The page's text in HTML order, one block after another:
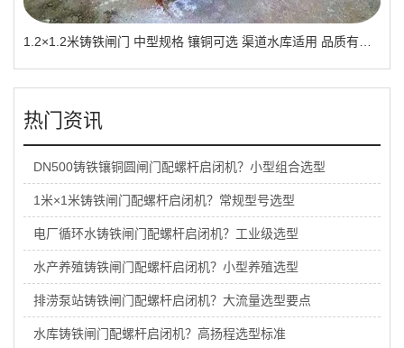
热门资讯
DN500铸铁镶铜圆闸门配螺杆启闭机？小型组合选型
1米×1米铸铁闸门配螺杆启闭机？常规型号选型
电厂循环水铸铁闸门配螺杆启闭机？工业级选型
水产养殖铸铁闸门配螺杆启闭机？小型养殖选型
排涝泵站铸铁闸门配螺杆启闭机？大流量选型要点
水库铸铁闸门配螺杆启闭机？高扬程选型标准